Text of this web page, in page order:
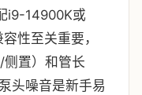
i9-14900K或
性至关重要，
置）和管长
头噪音是新手易